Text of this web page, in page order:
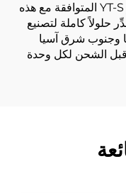
الخارج. كما نُوفِّر آلات الطباعة من طراز YT-S المتوافقة مع هذه
حلولاً كاملة لتصنيع
في أفريقيا وجنوب شرق آسيا
قبل الشحن لكل وحدة